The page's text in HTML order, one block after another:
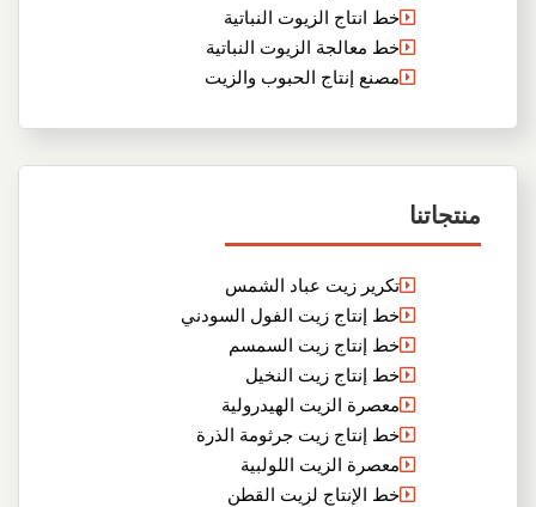
خط انتاج الزيوت النباتية
خط معالجة الزيوت النباتية
مصنع إنتاج الحبوب والزيت
منتجاتنا
تكرير زيت عباد الشمس
خط إنتاج زيت الفول السودني
خط إنتاج زيت السمسم
خط إنتاج زيت النخيل
معصرة الزيت الهيدرولية
خط إنتاج زيت جرثومة الذرة
معصرة الزيت اللولبية
خط الإنتاج لزيت القطن